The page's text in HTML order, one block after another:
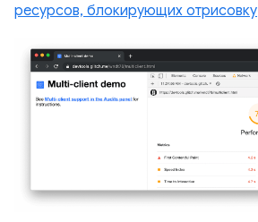
ресурсов, блокирующих отрисовку